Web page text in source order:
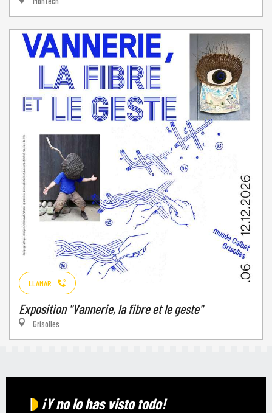
LLAMAR
Exposition "Vannerie, la fibre et le geste"
Grisolles
¡Y no lo has visto todo!